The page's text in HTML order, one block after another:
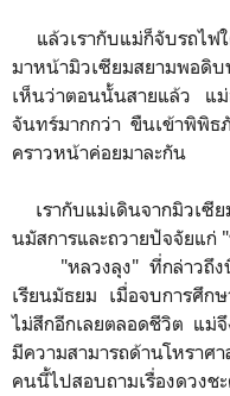
แล้วเรากับแม่ก็จับรถไฟ
มาหน้ามิวเซียมสยามพอดิ
เห็นว่าตอนนั้นสายแล้ว แม่
จันทร์มากกว่า ขืนเข้าพิพิธ
คราวหน้าค่อยมาละกัน
เรากับแม่เดินจากมิวเซีย
นมัสการและถวายปัจจัยแก่
"หลวงลุง" ที่กล่าวถึงนี้
เรียนมัธยม เมื่อจบการศึก
ไม่สึกอีกเลยตลอดชีวิต แม่
มีความสามารถด้านโหราศ
คนนี้ไปสอบถามเรื่องดวงช